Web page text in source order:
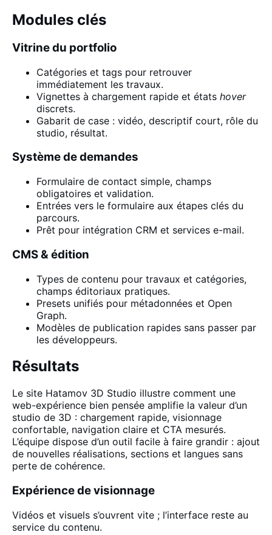
Modules clés
Vitrine du portfolio
Catégories et tags pour retrouver
immédiatement les travaux.
Vignettes à chargement rapide et états hover
discrets.
Gabarit de case : vidéo, descriptif court, rôle du
studio, résultat.
Système de demandes
Formulaire de contact simple, champs
obligatoires et validation.
Entrées vers le formulaire aux étapes clés du
parcours.
Prêt pour intégration CRM et services e-mail.
CMS & édition
Types de contenu pour travaux et catégories,
champs éditoriaux pratiques.
Presets unifiés pour métadonnées et Open
Graph.
Modèles de publication rapides sans passer par
les développeurs.
Résultats
Le site Hatamov 3D Studio illustre comment une
web-expérience bien pensée amplifie la valeur d’un
studio de 3D : chargement rapide, visionnage
confortable, navigation claire et CTA mesurés.
L’équipe dispose d’un outil facile à faire grandir : ajout
de nouvelles réalisations, sections et langues sans
perte de cohérence.
Expérience de visionnage
Vidéos et visuels s’ouvrent vite ; l’interface reste au
service du contenu.